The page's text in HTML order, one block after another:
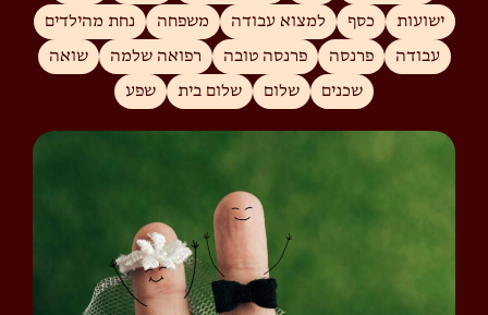
ישועות
כסף למצוא עבודה משפחה
נחת מהילדים
עבודה
פרנסה פרנסה טובה רפואה שלמה
שואה
שכנים
שלום שלום בית שפע